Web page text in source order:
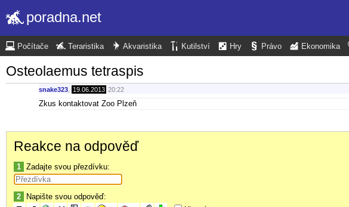
poradna.net
Počítače Teraristika Akvaristika Kutilství Hry Právo Ekonomika
Osteolaemus tetraspis
snake323 19.06.2013 20:22
Zkus kontaktovat Zoo Plzeň
Reakce na odpověď
1 Zadajte svou přezdívku:
2 Napište svou odpověď: